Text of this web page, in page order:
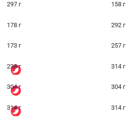
297 г 158 г
178 г 292 г
173 г 257 г
238 г 314 г
304 г 304 г
314 г 314 г